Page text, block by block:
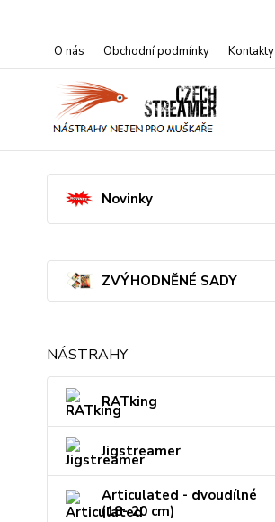
O nás Obchodní podmínky Kontakty
Novinky
ZVÝHODNĚNÉ SADY
NÁSTRAHY
RATking
Jigstreamer
Articulated - dvoudílné
(18- 20 cm)